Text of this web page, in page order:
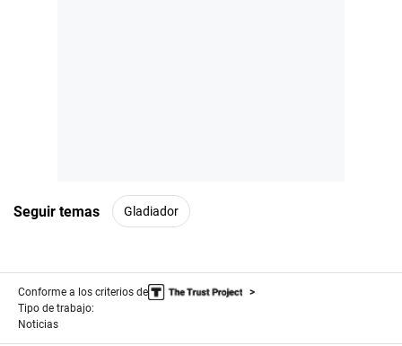
Seguir temas Gladiador
Conforme a los criterios de
Tipo de trabajo:
Noticias